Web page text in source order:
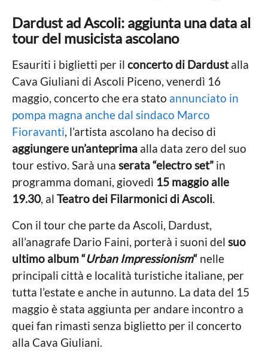
Dardust ad Ascoli: aggiunta una data al
tour del musicista ascolano
Esauriti i biglietti per il concerto di Dardustalla
Cava Giuliani di Ascoli Piceno, venerdì 16
maggio, concerto che era stato annunciato in
pompa magna anche dal sindaco Marco
Fioravanti, l’artista ascolano ha deciso di
aggiungere un’anteprima alla data zero del suo
tour estivo. Sarà una serata “electro set” in
programma domani, giovedì 15 maggio alle
19.30, al Teatro dei Filarmonici di Ascoli.
Con il tour che parte da Ascoli, Dardust,
all’anagrafe Dario Faini, porterà i suoni del suo
ultimo album “Urban Impressionism“ nelle
principali città e località turistiche italiane, per
tutta l’estate e anche in autunno. La data del 15
maggio è stata aggiunta per andare incontro a
quei fan rimasti senza biglietto per il concerto
alla Cava Giuliani.